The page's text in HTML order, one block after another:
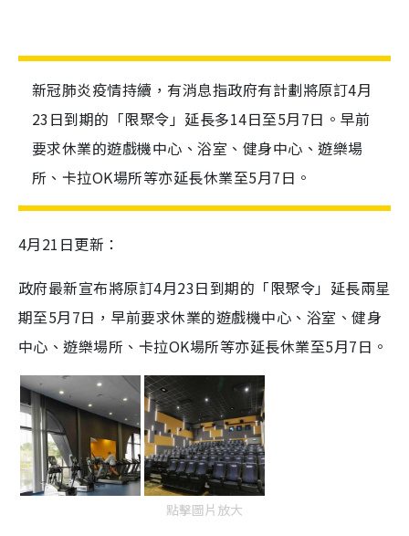
新冠肺炎疫情持續，有消息指政府有計劃將原訂4月
23日到期的「限聚令」延長多14日至5月7日。早前
要求休業的遊戲機中心、浴室、健身中心、遊樂場
所、卡拉OK場所等亦延長休業至5月7日。
4月21日更新：
政府最新宣布將原訂4月23日到期的「限聚令」延長兩星
期至5月7日，早前要求休業的遊戲機中心、浴室、健身
中心、遊樂場所、卡拉OK場所等亦延長休業至5月7日。
點擊圖片放大